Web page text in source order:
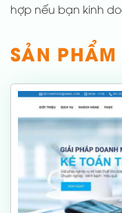
hợp nếu bạn kinh
SẢN PHẨM